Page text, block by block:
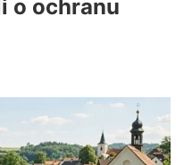
o ochranu